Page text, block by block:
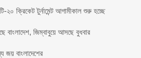
২০ ক্রিকেট টুর্নামেন্ট আগামীকাল শুরু হচ্ছে
বাংলাদেশ, জিম্বাবুয়ে আসছে বুধবার
জয় বাংলাদেশের